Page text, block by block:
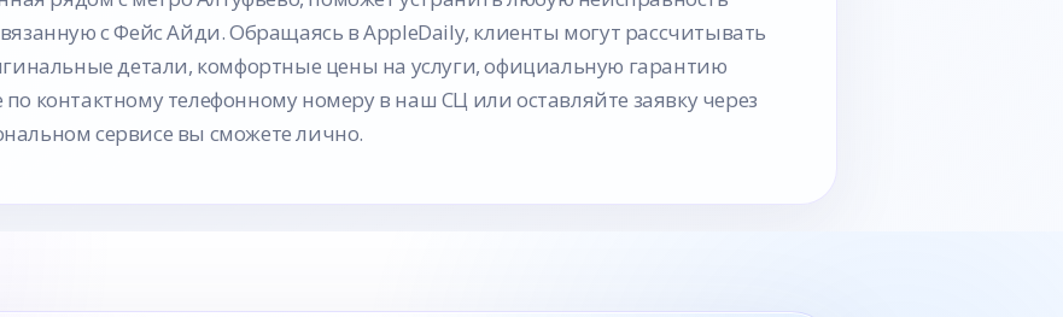
с Фейс Айди. Обращаясь в AppleDaily, клиенты могут рассчитывать
детали, комфортные цены на услуги, официальную гарантию
контактному телефонному номеру в наш СЦ или оставляйте заявку через
сервисе вы сможете лично.